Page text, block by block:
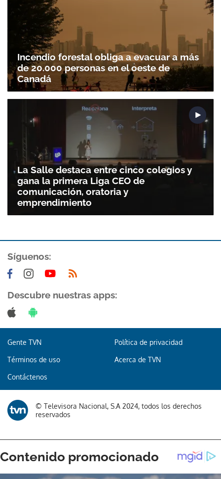
Gracias por suscribirte a nuestro boletín.
Incendio forestal obliga a evacuar a más
de 20.000 personas en el oeste de
Canadá
La Salle destaca entre cinco colegios y
gana la primera Liga CEO de
comunicación, oratoria y
emprendimiento
Síguenos:
Descubre nuestras apps:
Gente TVN Política de privacidad
Términos de uso Acerca de TVN
Contáctenos
© Televisora Nacional, S.A 2024, todos los derechos
reservados